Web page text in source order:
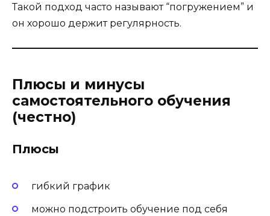
Такой подход часто называют “погружением” и
он хорошо держит регулярность.
Плюсы и минусы
самостоятельного обучения
(честно)
Плюсы
гибкий график
можно подстроить обучение под себя